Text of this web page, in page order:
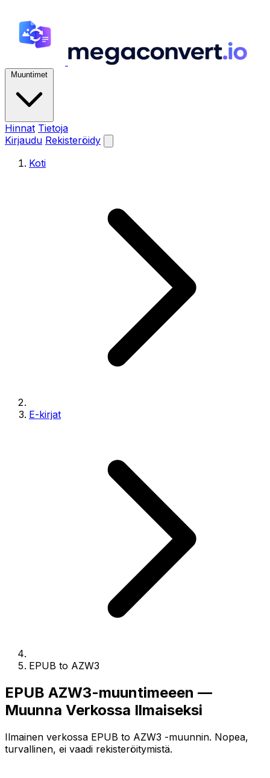
Muuntimet
Hinnat Tietoja
Kirjaudu Rekisteröidy
Koti
E-kirjat
EPUB to AZW3
EPUB AZW3-muuntimeeen —
Muunna Verkossa Ilmaiseksi
Ilmainen verkossa EPUB to AZW3 -muunnin. Nopea,
turvallinen, ei vaadi rekisteröitymistä.